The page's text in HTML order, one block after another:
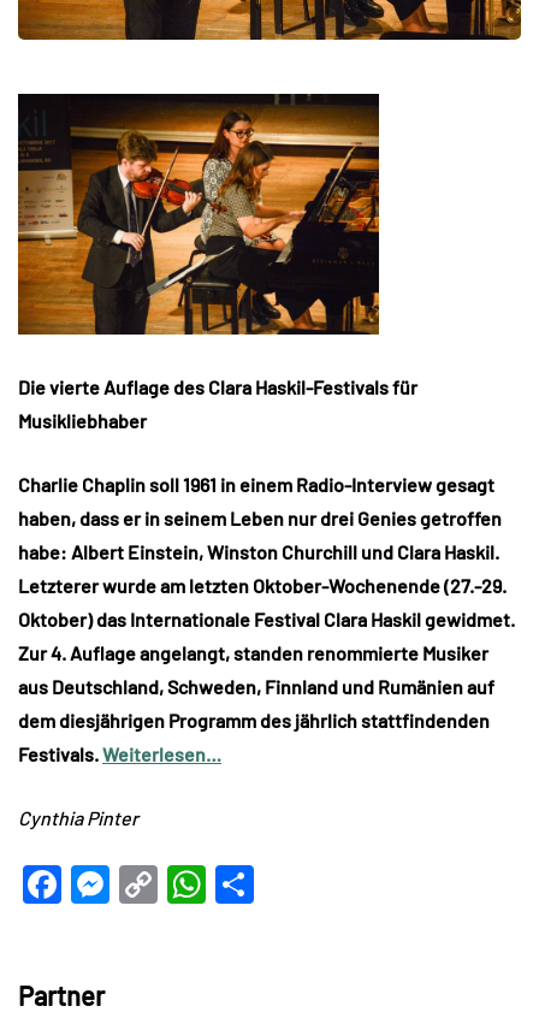
Die vierte Auflage des Clara Haskil-Festivals für
Musikliebhaber
Charlie Chaplin soll 1961 in einem Radio-Interview gesagt
haben, dass er in seinem Leben nur drei Genies getroffen
habe: Albert Einstein, Winston Churchill und Clara Haskil.
Letzterer wurde am letzten Oktober-Wochenende (27.-29.
Oktober) das Internationale Festival Clara Haskil gewidmet.
Zur 4. Auflage angelangt, standen renommierte Musiker
aus Deutschland, Schweden, Finnland und Rumänien auf
dem diesjährigen Programm des jährlich stattfindenden
Festivals.Weiterlesen…
Cynthia Pinter
Facebook
Messenger
CopyWhatsApp
Partner